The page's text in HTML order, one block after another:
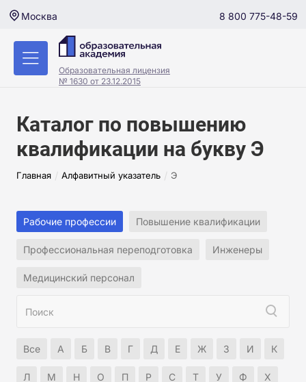
Москва 8 800 775-48-59
Образовательная лицензия
№ 1630 от 23.12.2015
Каталог по повышению
квалификации на букву Э
Главная / Алфавитный указатель / Э
Рабочие профессии Повышение квалификации
Профессиональная переподготовка Инженеры
Медицинский персонал
Все А Б В Г Д Е Ж З И К
Л М Н О П Р С Т У Ф Х